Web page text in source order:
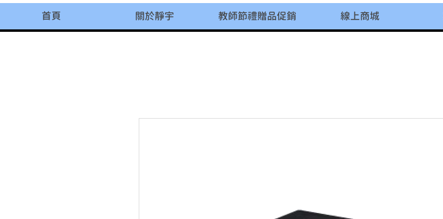
首頁 關於靜宇 教師節禮贈品促銷 線上商城